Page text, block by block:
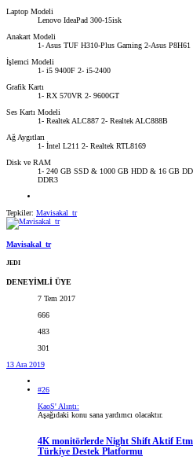
Laptop Modeli
Lenovo IdeaPad 300-15isk
Anakart Modeli
1- Asus TUF H310-Plus Gaming 2-Asus P8H61
İşlemci Modeli
1- i5 9400F 2- i5-2400
Grafik Kartı
1- RX 570VR 2- 9600GT
Ses Kartı Modeli
1- Realtek ALC887 2- Realtek ALC888B
Ağ Aygıtları
1- İntel L211 2- Realtek RTL8169
Disk ve RAM
1- 240 GB SSD & 1000 GB HDD & 16 GB
DDR3
Tepkiler: Mavisakal_tr
Mavisakal_tr
JEDI
DENEYİMLİ ÜYE
7 Tem 2017
666
483
301
13 Ara 2019
#26
KaoS' Alıntı:
Aşağıdaki konu sana yardımcı olacaktır.
4K monitörlerde Night Shift Aktif
Türkiye Destek Platformu